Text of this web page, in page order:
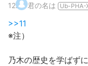
12. 君の名は Ub-PHA-
>>11
※注）
乃木の歴史を学ばず